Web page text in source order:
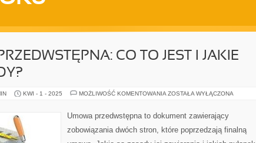
CO TO JEST I JAKIE
KWI - 1 - 2025 MOŻLIWOŚĆ KOMENTOWANIA UMOWA
JEST
JAKIE
ZOSTAŁA WYŁĄCZONA
Umowa przedwstępna to dokument zawierający
zobowiązania dwóch stron, które poprzedzają finalną